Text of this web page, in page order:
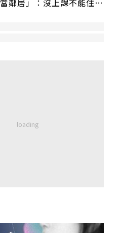
當鄰居」：沒上課不能住、